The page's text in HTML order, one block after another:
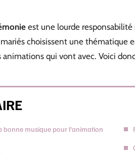
est une lourde
choisissent une thématique
animations qui vont avec. Voici
bonne musique pour l’animation